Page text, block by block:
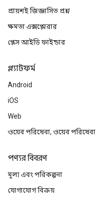
প্রায়শই জিজ্ঞাসিত প্রশ্ন
ক্ষমতা এক্সপ্লোরার
প্লেস আইডি ফাইন্ডার
প্ল্যাটফর্ম
Android
iOS
Web
ওয়েব পরিষেবা, ওয়েব পরিষেবা
পণ্যর বিবরণ
মূল্য এবং পরিকল্পনা
যোগাযোগ বিক্রয়